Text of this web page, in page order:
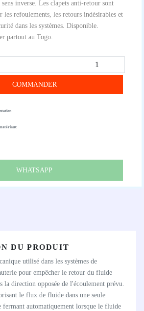
inverse. Les clapets anti-retour sont
les refoulements, les retours indésirables et
dans les systèmes. Disponible.
partout au Togo.
COMMANDER
WHATSAPP
DU PRODUIT
utilisé dans les systèmes de
pour empêcher le retour du fluide
la direction opposée de l'écoulement prévu.
le flux de fluide dans une seule
fermant automatiquement lorsque le fluide